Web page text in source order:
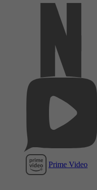
Prime Video